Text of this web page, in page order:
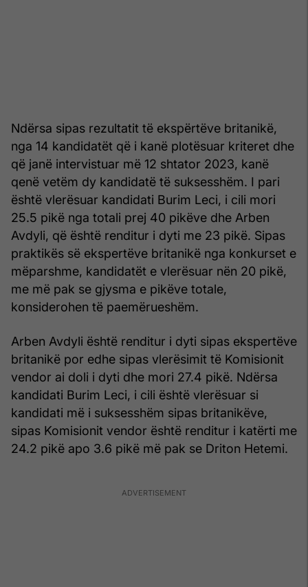
Ndërsa sipas rezultatit të ekspërtëve britanikë,
nga 14 kandidatët që i kanë plotësuar kriteret dhe
që janë intervistuar më 12 shtator 2023, kanë
qenë vetëm dy kandidatë të suksesshëm. I pari
është vlerësuar kandidati Burim Leci, i cili mori
25.5 pikë nga totali prej 40 pikëve dhe Arben
Avdyli, që është renditur i dyti me 23 pikë. Sipas
praktikës së ekspertëve britanikë nga konkurset e
mëparshme, kandidatët e vlerësuar nën 20 pikë,
me më pak se gjysma e pikëve totale,
konsiderohen të paemërueshëm.
Arben Avdyli është renditur i dyti sipas ekspertëve
britanikë por edhe sipas vlerësimit të Komisionit
vendor ai doli i dyti dhe mori 27.4 pikë. Ndërsa
kandidati Burim Leci, i cili është vlerësuar si
kandidati më i suksesshëm sipas britanikëve,
sipas Komisionit vendor është renditur i katërti me
24.2 pikë apo 3.6 pikë më pak se Driton Hetemi.